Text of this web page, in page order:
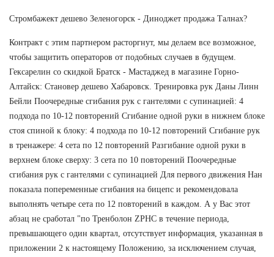
Стромбажект дешево Зеленогорск - Диноджет продажа Талнах?
Контракт с этим партнером расторгнут, мы делаем все возможное,
чтобы защитить операторов от подобных случаев в будущем.
Гексарелин со скидкой Братск - Мастаджед в магазине Горно-
Алтайск: Становер дешево Хабаровск. Тренировка рук Даны Линн
Бейли Поочередные сгибания рук с гантелями с супинацией: 4
подхода по 10-12 повторений Сгибание одной руки в нижнем блоке
стоя спиной к блоку: 4 подхода по 10-12 повторений Сгибание рук
в тренажере: 4 сета по 12 повторений Разгибание одной руки в
верхнем блоке сверху: 3 сета по 10 повторений Поочередные
сгибания рук с гантелями с супинацией Для первого движения Нан
показала попеременные сгибания на бицепс и рекомендовала
выполнять четыре сета по 12 повторений в каждом. А у Вас этот
абзац не сработал "по Тренболон ZPHC в течение периода,
превышающего один квартал, отсутствует информация, указанная в
приложении 2 к настоящему Положению, за исключением случая,